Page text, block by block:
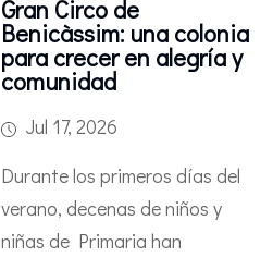
Gran Circo de
Benicàssim: una colonia
para crecer en alegría y
comunidad
Jul 17, 2026
Durante los primeros días del
verano, decenas de niños y
niñas de Primaria han